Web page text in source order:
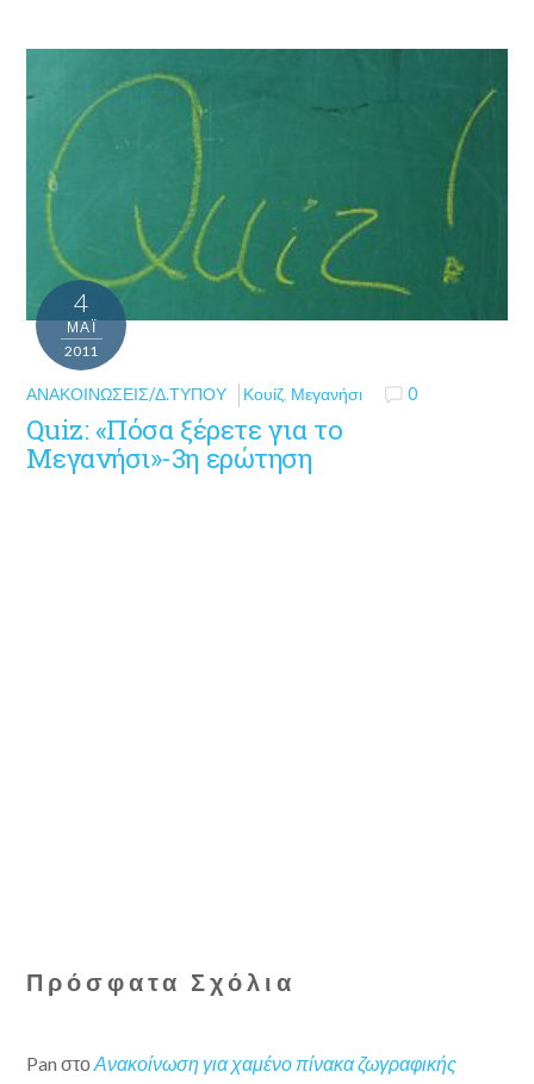
4
ΜΑΪ́
2011
ΑΝΑΚΟΙΝΏΣΕΙΣ/Δ.ΤΎΠΟΥ Κουίζ, Μεγανήσι 0
Quiz: «Πόσα ξέρετε για το
Μεγανήσι»-3η ερώτηση
Πρόσφατα Σχόλια
Pan στοΑνακοίνωση για χαμένο πίνακα ζωγραφικής